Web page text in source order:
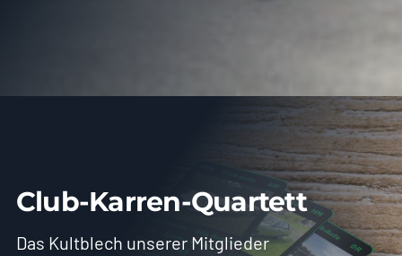
Club-Karren-Quartett
Das Kultblech unserer Mitglieder